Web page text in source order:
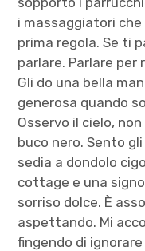
i massaggiatori che
prima regola. Se ti
parlare. Parlare
Gli do una bella
generosa quando
Osservo il cielo,
buco nero. Sento
sedia a dondolo
cottage e una
sorriso dolce. È
aspettando. Mi
fingendo di